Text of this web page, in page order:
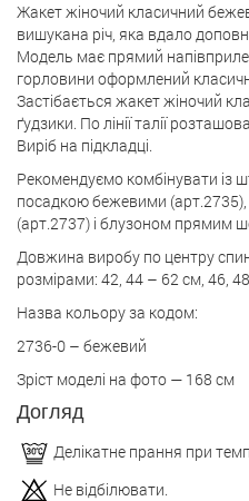
Жакет жіночий класичний
вишукана річ, яка вдало
Модель має прямий
горловини оформлений
Застібається жакет жіночий
ґудзики. По лінії талії
Виріб на підкладці.
Рекомендуємо комбінувати із
посадкою бежевими
(арт.2737) і блузоном прямим
Довжина виробу по центру
розмірами: 42, 44 – 62 см, 46,
Назва кольору за кодом:
2736-0 – бежевий
Зріст моделі на фото — 168 см
Догляд
Делікатне прання при
Не відбілювати.